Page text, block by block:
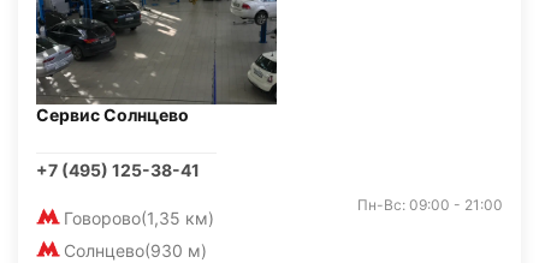
Сервис Солнцево
+7 (495) 125-38-41
Говорово(1,35 км)
Солнцево(930 м)
Пн-Вс: 09:00 - 21:00